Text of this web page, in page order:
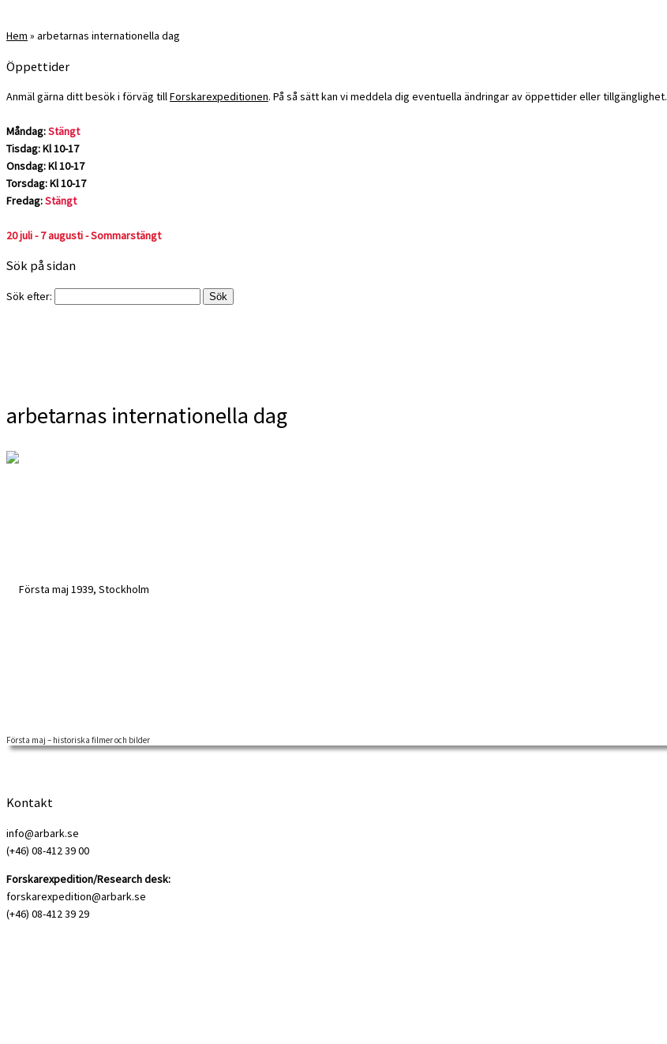
Hem » arbetarnas internationella dag
Öppettider
Anmäl gärna ditt besök i förväg tillForskarexpeditionen. På så sätt kan vi meddela dig eventuella ändringar av öppettider eller tillgänglighet.
Måndag:Stängt
Tisdag: Kl 10-17
Onsdag: Kl 10-17
Torsdag: Kl 10-17
Fredag:Stängt
20 juli - 7 augusti - Sommarstängt
Sök på sidan
Sök efter:
arbetarnas internationella dag
På hundraårsdagen av den franska revolutionen 1889 bildades den Andra Internationalen i Paris. Internationalen var […]
Första maj – historiska filmer och bilder
Kontakt
info@arbark.se
(+46) 08-412 39 00
Forskarexpedition/Research desk:
forskarexpedition@arbark.se
(+46) 08-412 39 29